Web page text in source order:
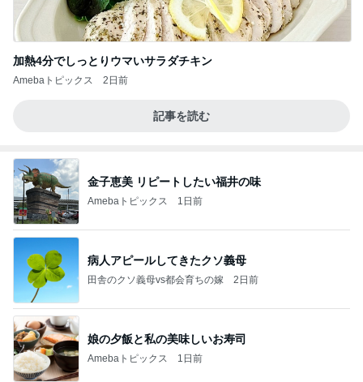
加熱4分でしっとりウマいサラダチキン
Amebaトピックス 2日前
記事を読む
金子恵美 リピートしたい福井の味
Amebaトピックス 1日前
病人アピールしてきたクソ義母
田舎のクソ義母vs都会育ちの嫁 2日前
娘の夕飯と私の美味しいお寿司
Amebaトピックス 1日前